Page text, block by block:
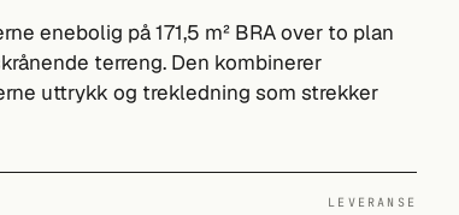
enebolig på 171,5 m² BRA over to plan
terreng. Den kombinerer
uttrykk og trekledning som strekker
LEVERANSE